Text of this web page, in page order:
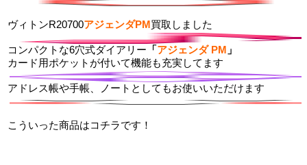
ヴィトンR20700アジェンダPM買取しました
コンパクトな6穴式ダイアリー 「アジェンダ PM 」
カード用ポケットが付いて機能も充実してます
アドレス帳や手帳、ノートとしてもお使いいただけます
こういった商品はコチラです！